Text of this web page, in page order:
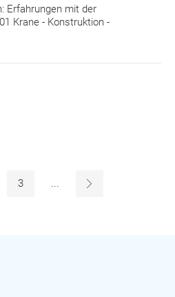
Erfahrungen mit der
Krane - Konstruktion -
3 ... →